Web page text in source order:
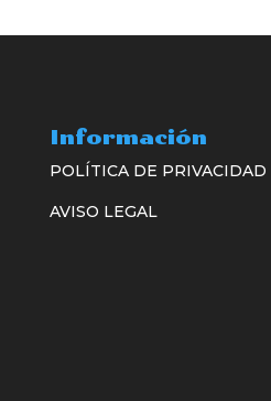
Información
POLÍTICA DE PRIVACIDAD
AVISO LEGAL